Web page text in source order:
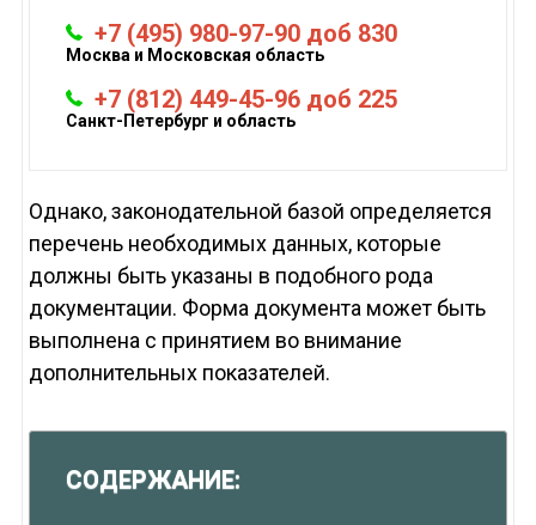
+7 (495) 980-97-90 доб 830
Москва и Московская область
+7 (812) 449-45-96 доб 225
Санкт-Петербург и область
Однако, законодательной базой определяется
перечень необходимых данных, которые
должны быть указаны в подобного рода
документации. Форма документа может быть
выполнена с принятием во внимание
дополнительных показателей.
СОДЕРЖАНИЕ: